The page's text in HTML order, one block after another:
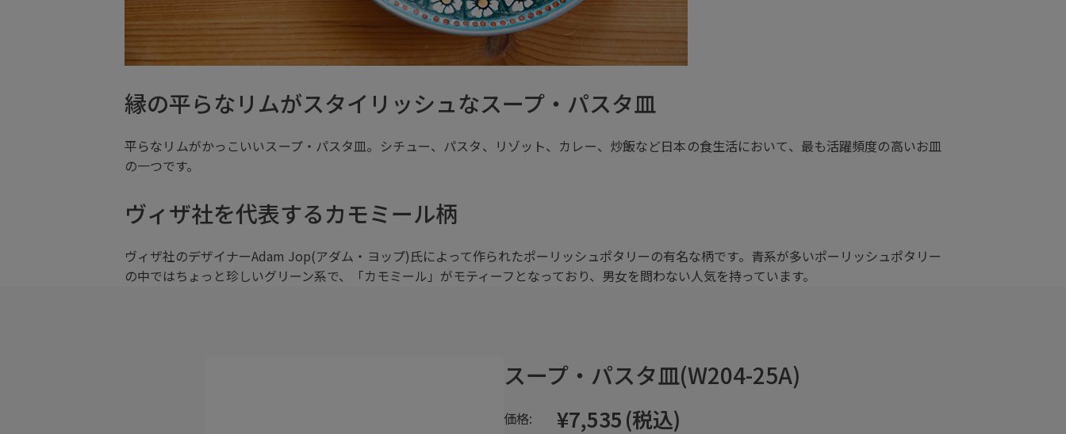
縁の平らなリムがスタイリッシュなスープ・パスタ皿
平らなリムがかっこいいスープ・パスタ皿。シチュー、パスタ、リゾット、カレー、炒飯など日本の食生活において、最も活躍頻度の高いお皿
の一つです。
ヴィザ社を代表するカモミール柄
ヴィザ社のデザイナーAdam Jop(アダム・ヨップ)氏によって作られたポーリッシュポタリーの有名な柄です。青系が多いポーリッシュポタリー
の中ではちょっと珍しいグリーン系で、「カモミール」がモティーフとなっており、男女を問わない人気を持っています。
スープ・パスタ皿(W204-25A)
価格: ¥7,535(税込)